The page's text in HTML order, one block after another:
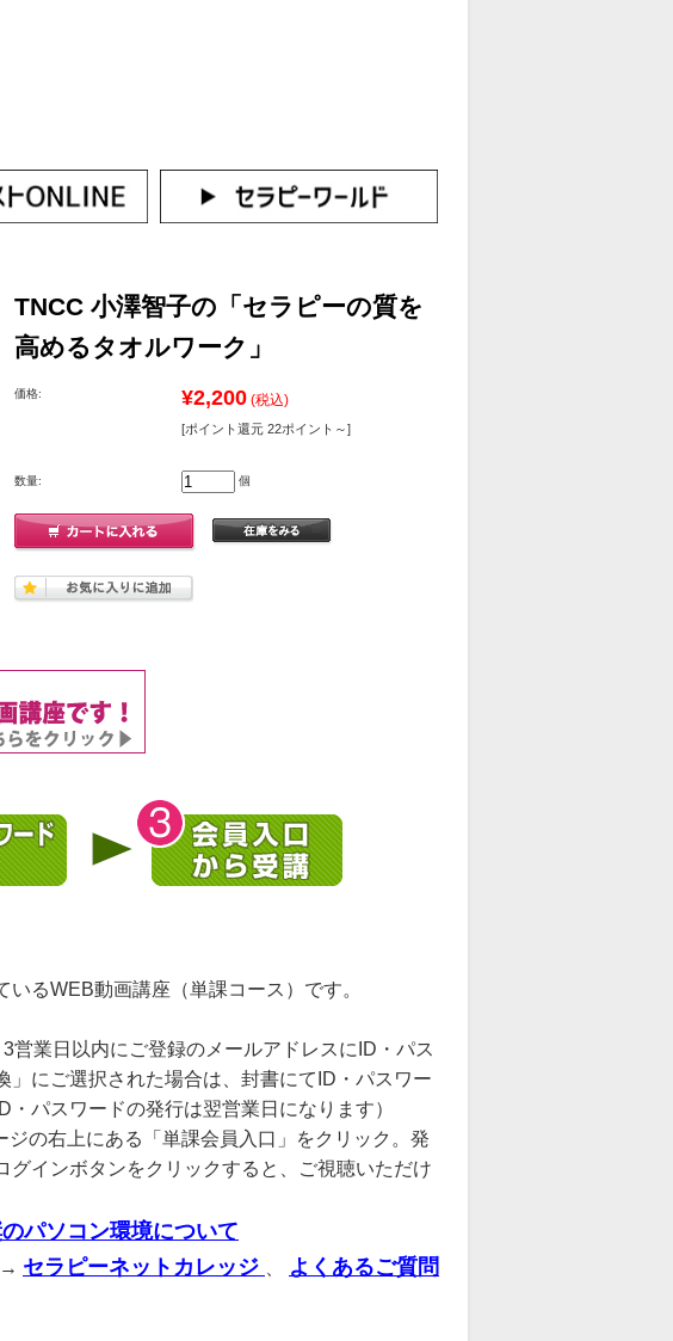
TNCC 小澤智子の「セラピーの質を
高めるタオルワーク」
価格: ¥2,200 (税込)
[ポイント還元 22ポイント～]
数量: 個
るWEB動画講座（単課コース）です。
営業日以内にご登録のメールアドレスにID・パス
にご選択された場合は、封書にてID・パスワー
パスワードの発行は翌営業日になります）
ジの右上にある「単課会員入口」をクリック。発
インボタンをクリックすると、ご視聴いただけ
パソコン環境について
→ セラピーネットカレッジ よくあるご質問